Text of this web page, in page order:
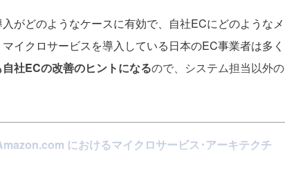
がどのようなケースに有効で、自社ECにどのようなメ
イクロサービスを導入している日本のEC事業者は多く
社ECの改善のヒントになるので、システム担当以外の
におけるマイクロサービス･アーキテクチ